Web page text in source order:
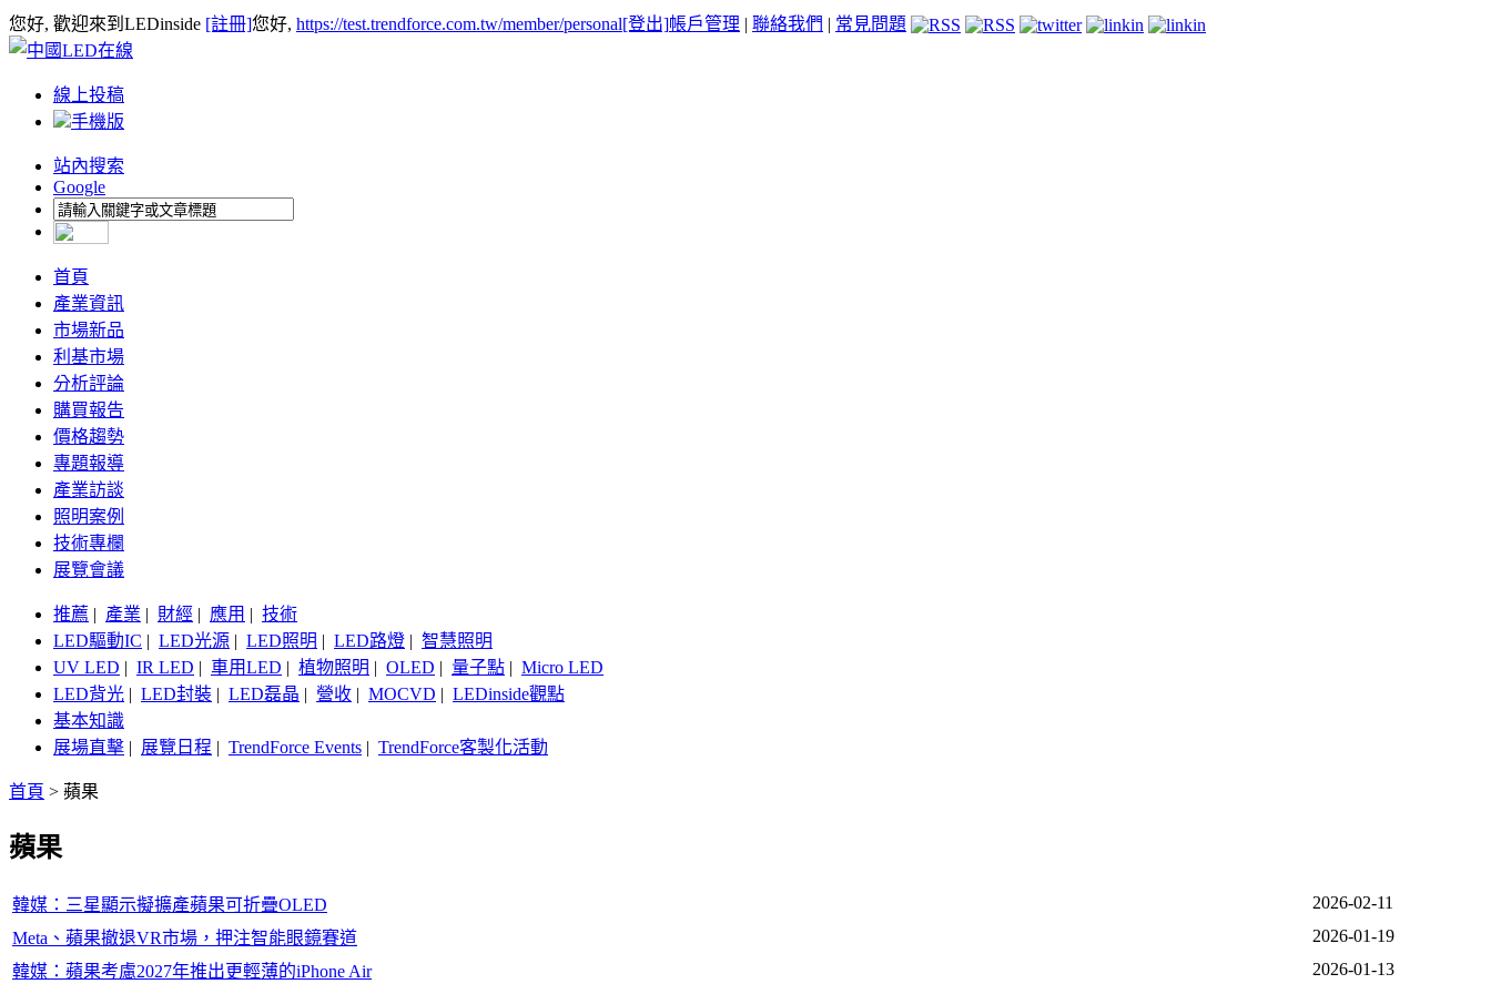
您好, 歡迎來到LEDinside [註冊]您好, https://test.trendforce.com.tw/member/personal[登出]帳戶管理 | 聯絡我們 | 常見問題
線上投稿
手機版
站內搜索
Google
首頁
產業資訊
市場新品
利基市場
分析評論
購買報告
價格趨勢
專題報導
產業訪談
照明案例
技術專欄
展覽會議
推薦 | 產業 | 財經 | 應用 | 技術
LED驅動IC | LED光源 | LED照明 | LED路燈 | 智慧照明
UV LED | IR LED | 車用LED | 植物照明 | OLED | 量子點 | Micro LED
LED背光 | LED封裝 | LED磊晶 | 營收 | MOCVD | LEDinside觀點
基本知識
展場直擊 | 展覽日程 | TrendForce Events | TrendForce客製化活動
首頁 > 蘋果
蘋果
韓媒：三星顯示擬擴產蘋果可折疊OLED
2026-02-11
Meta、蘋果撤退VR市場，押注智能眼鏡賽道
2026-01-19
韓媒：蘋果考慮2027年推出更輕薄的iPhone Air
2026-01-13